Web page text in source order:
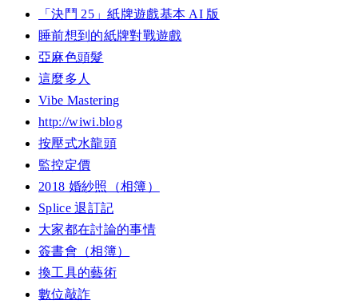
「決鬥 25」紙牌遊戲基本 AI 版
睡前想到的紙牌對戰遊戲
亞麻色頭髮
這麼多人
Vibe Mastering
http://wiwi.blog
按壓式水龍頭
監控定價
2018 婚紗照（相簿）
Splice 退訂記
大家都在討論的事情
簽書會（相簿）
換工具的藝術
數位敲詐